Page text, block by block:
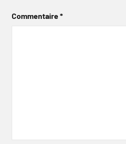
Commentaire*